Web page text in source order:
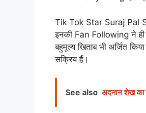
Tik Tok Star Suraj Pal
इनकी Fan Following ने
बहुमूल्य खिताब भी अर्जित
सक्रिय हैं।
See also अदनान शेख